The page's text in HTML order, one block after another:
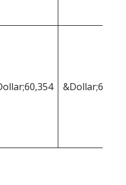
&Dollar;66,321